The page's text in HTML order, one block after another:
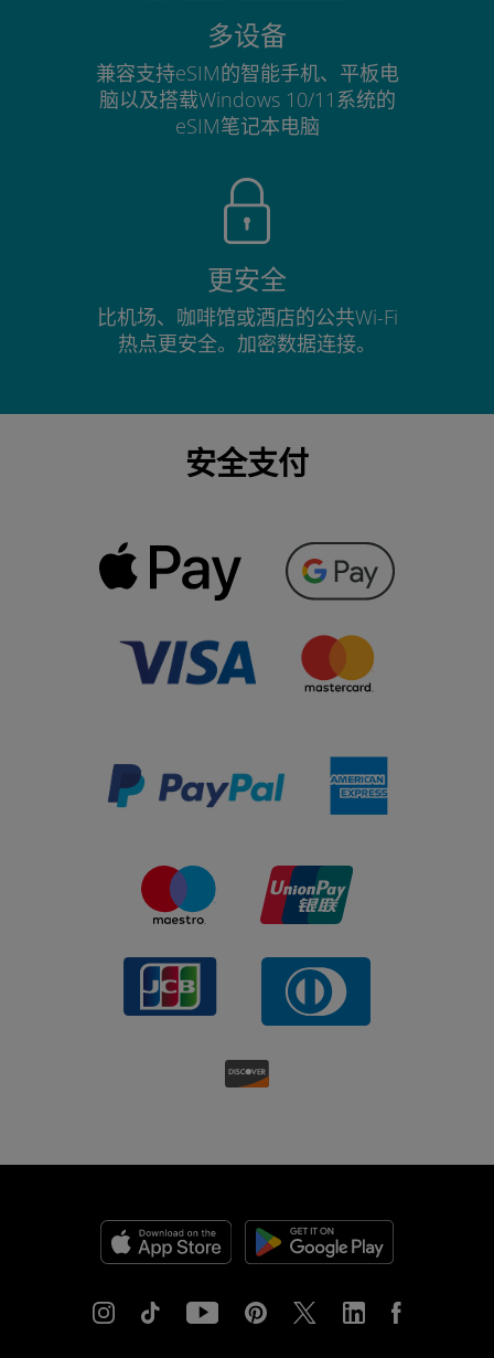
多设备
兼容支持eSIM的智能手机、平板电
脑以及搭载Windows 10/11系统的
eSIM笔记本电脑
更安全
比机场、咖啡馆或酒店的公共Wi-Fi
热点更安全。加密数据连接。
安全支付